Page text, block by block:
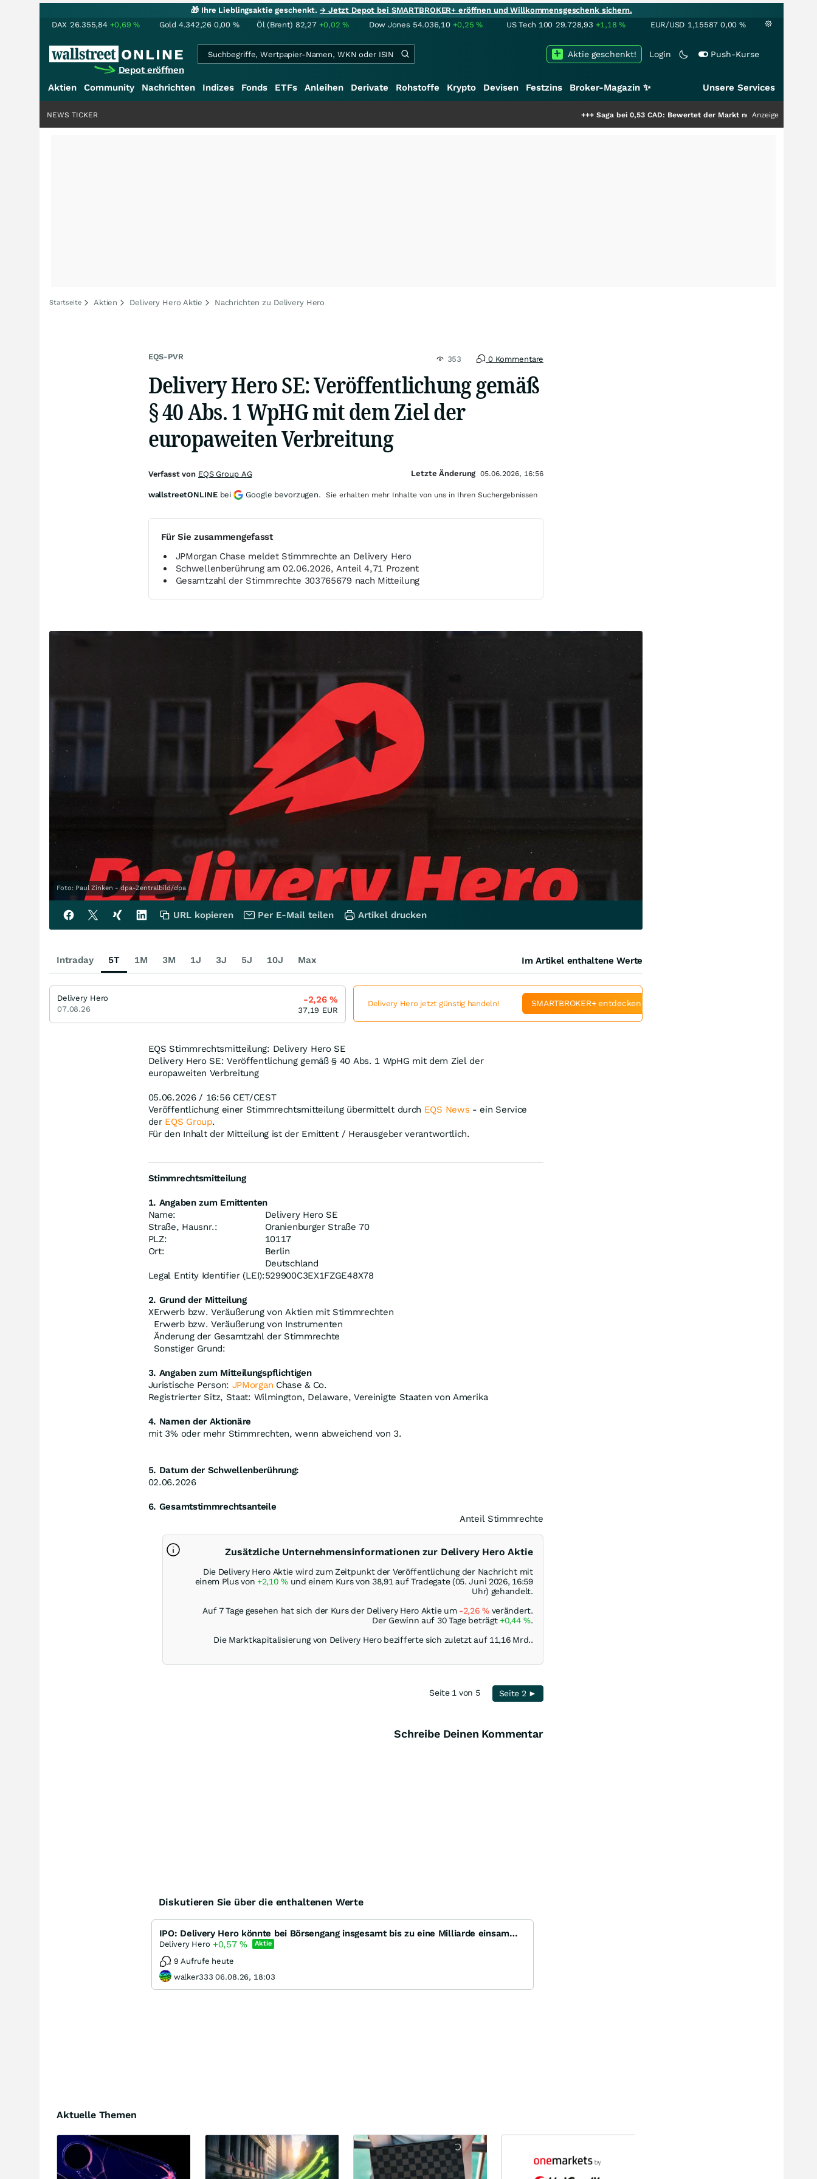
🎁 Ihre Lieblingsaktie geschenkt.→ Jetzt Depot bei SMARTBROKER+ eröffnen und Willkommensgeschenk sichern.
DAX 26.355,84 +0,69% Gold 4.342,26 0,00 % Öl (Brent) 82,27 +0,02% Dow Jones 54.036,10 +0,25% US Tech 100 29.728,93 +1,18% EUR/USD 1,15587 0,00 %
Depot eröffnen
Login Push-Kurse
Aktie geschenkt!
Aktien Community Nachrichten Indizes Fonds ETFs Anleihen Derivate Rohstoffe Krypto Devisen Festzins Broker-Magazin ✨ Unsere Services
Saga bei 0,53 CAD: Bewertet der Markt noch immer nur die Hälfte der
Anzeige
NEWS TICKER
Startseite Aktien Delivery Hero Aktie Nachrichten zu Delivery Hero
EQS-PVR 353 0 Kommentare
Delivery Hero SE: Veröffentlichung gemäß
§ 40 Abs. 1 WpHG mit dem Ziel der
europaweiten Verbreitung
Für Sie zusammengefasst
JPMorgan Chase meldet Stimmrechte an Delivery Hero
Schwellenberührung am 02.06.2026, Anteil 4,71 Prozent
Gesamtzahl der Stimmrechte 303765679 nach Mitteilung
Foto: Paul Zinken - dpa-Zentralbild/dpa
EQS Stimmrechtsmitteilung: Delivery Hero SE
Delivery Hero SE: Veröffentlichung gemäß § 40 Abs. 1 WpHG mit dem Ziel der
europaweiten Verbreitung
05.06.2026 / 16:56 CET/CEST
Veröffentlichung einer Stimmrechtsmitteilung übermittelt durch EQS News - ein Service
der EQS Group.
Für den Inhalt der Mitteilung ist der Emittent / Herausgeber verantwortlich.
Stimmrechtsmitteilung
1. Angaben zum Emittenten
Name:
Delivery Hero SE
Straße, Hausnr.:
Oranienburger Straße 70
PLZ:
10117
Ort:
Berlin
Deutschland
Legal Entity Identifier (LEI):529900C3EX1FZGE48X78
2. Grund der Mitteilung
XErwerb bzw. Veräußerung von Aktien mit Stimmrechten
Erwerb bzw. Veräußerung von Instrumenten
Änderung der Gesamtzahl der Stimmrechte
Sonstiger Grund:
3. Angaben zum Mitteilungspflichtigen
Juristische Person: JPMorgan Chase & Co.
Registrierter Sitz, Staat: Wilmington, Delaware, Vereinigte Staaten von Amerika
4. Namen der Aktionäre
mit 3% oder mehr Stimmrechten, wenn abweichend von 3.
5. Datum der Schwellenberührung:
02.06.2026
6. Gesamtstimmrechtsanteile
Anteil Stimmrechte
Zusätzliche Unternehmensinformationen zur Delivery Hero Aktie
Die Delivery Hero Aktie wird zum Zeitpunkt der Veröffentlichung der Nachricht mit
einem Plus von+2,10%und einem Kurs von 38,91 auf Tradegate (05. Juni 2026, 16:59
Uhr) gehandelt.
Auf 7 Tage gesehen hat sich der Kurs der Delivery Hero Aktie um -2,26%verändert.
Der Gewinn auf 30 Tage beträgt+0,44%.
Die Marktkapitalisierung von Delivery Hero bezifferte sich zuletzt auf 11,16 Mrd..
Seite 1 von 5 Seite 2 ►
Schreibe Deinen Kommentar
Diskutieren Sie über die enthaltenen Werte
IPO: Delivery Hero könnte bei Börsengang insgesamt bis zu eine Milliarde einsammeln
Delivery Hero +0,57% Aktie
9 Aufrufe heute
walker333 06.08.26, 18:03
Aktuelle Themen
Verfasst von EQS Group AG Letzte Änderung 05.06.2026, 16:56
wallstreetONLINE bei Google bevorzugen. Sie erhalten mehr Inhalte von uns in Ihren Suchergebnissen
URL kopieren Per E-Mail teilen Artikel drucken
Intraday 5T 1M 3M 1J 3J 5J 10J Max Im Artikel enthaltene Werte
Delivery Hero
07.08.26
-2,26%
37,19 EUR
Delivery Hero jetzt günstig handeln! SMARTBROKER+ entdecken